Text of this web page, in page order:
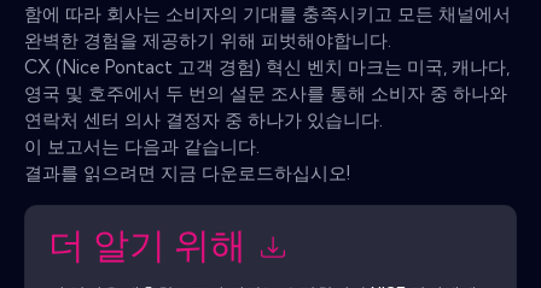
함에 따라 회사는 소비자의 기대를 충족시키고 모든 채널에서
완벽한 경험을 제공하기 위해 피벗해야합니다.
CX (Nice Pontact 고객 경험) 혁신 벤치 마크는 미국, 캐나다,
영국 및 호주에서 두 번의 설문 조사를 통해 소비자 중 하나와
연락처 센터 의사 결정자 중 하나가 있습니다.
이 보고서는 다음과 같습니다.
결과를 읽으려면 지금 다운로드하십시오!
더 알기 위해